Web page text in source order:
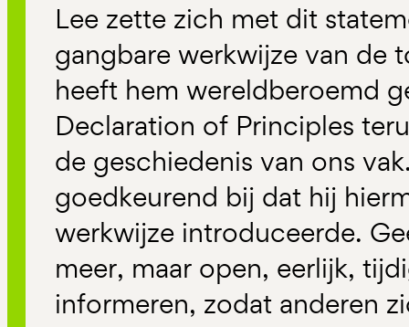
Lee zette zich met dit
gangbare werkwijze van de
heeft hem wereldberoemd
Declaration of Principles
de geschiedenis van ons
goedkeurend bij dat hij
werkwijze introduceerde.
meer, maar open, eerlijk,
informeren, zodat anderen